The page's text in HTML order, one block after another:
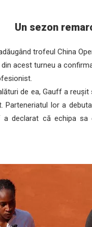
Un sezon
trofeul China
acest turneu a
de ea, Gauff a
Parteneriatul lor a
a declarat că echipa